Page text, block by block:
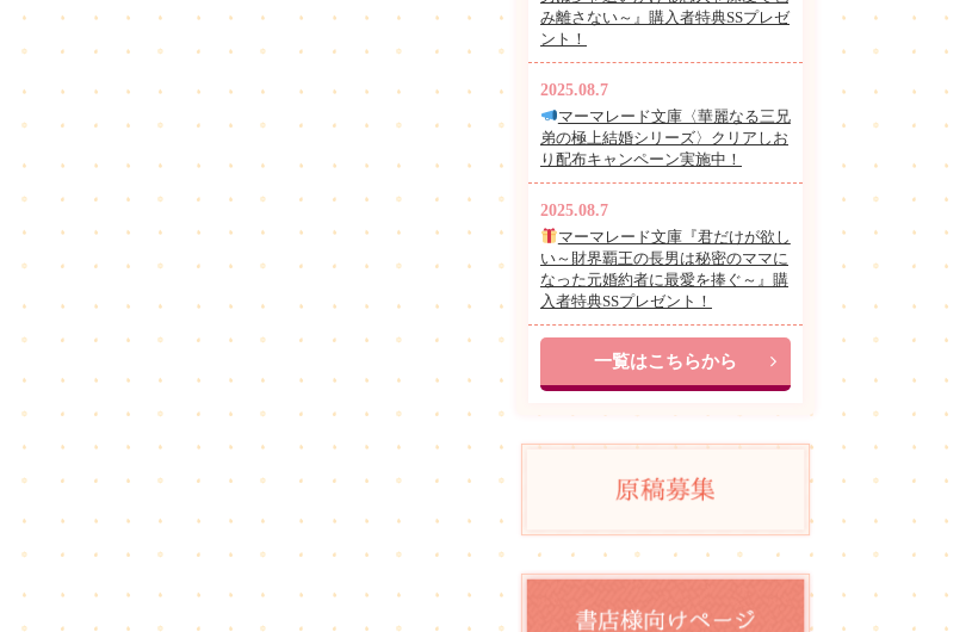
み離さない～』購入者特典SSプレゼ
ント！
2025.08.7
マーマレード文庫〈華麗なる三兄
弟の極上結婚シリーズ〉クリアしお
り配布キャンペーン実施中！
2025.08.7
マーマレード文庫『君だけが欲し
い～財界覇王の長男は秘密のママに
なった元婚約者に最愛を捧ぐ～』購
入者特典SSプレゼント！
一覧はこちらから